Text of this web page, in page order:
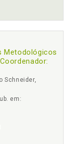
Metodológicos
Schneider,
em: